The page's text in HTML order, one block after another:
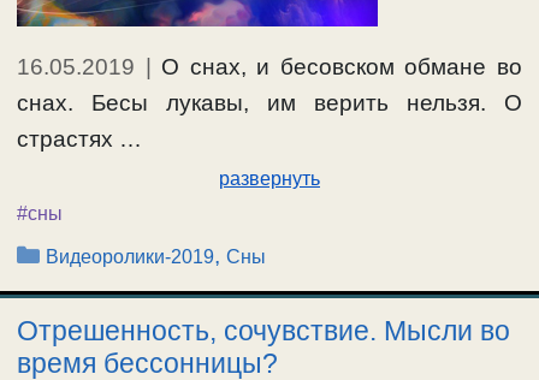
16.05.2019 | О снах, и бесовском обмане во
снах. Бесы лукавы, им верить нельзя. О
страстях …
развернуть
#сны
Рубрики
Видеоролики-2019,Сны
Отрешенность, сочувствие. Мысли во
время бессонницы?